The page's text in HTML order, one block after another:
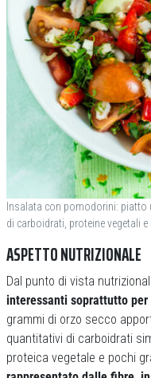
Insalata con pomodorini: piatto
di carboidrati, proteine vegetali
ASPETTO NUTRIZIONALE
Dal punto di vista
interessanti soprattutto
grammi di orzo secco
quantitativi di carboidrati
proteica vegetale e pochi